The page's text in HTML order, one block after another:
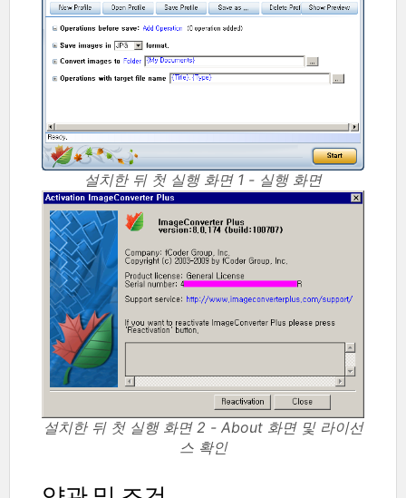
설치한 뒤 첫 실행 화면 1 - 실행 화면
설치한 뒤 첫 실행 화면 2 - About 화면 및 라이선
스 확인